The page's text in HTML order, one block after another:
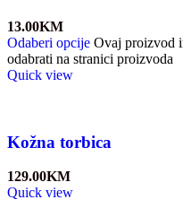
13.00KM
Odaberi opcije Ovaj proizvod
odabrati na stranici proizvoda
Quick view
Kožna torbica
129.00KM
Quick view